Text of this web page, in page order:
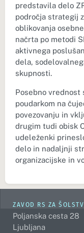
predstavila delo
področja strategij
oblikovanja
načrta po metodi
aktivnega
dela,
skupnosti.
Posebno
poudarkom na
povezovanju in
drugim tudi obisk
udeleženki
delo in nadaljnji
organizacijske in
ZAVOD RS ZA
Poljanska cesta 28
Ljubljana